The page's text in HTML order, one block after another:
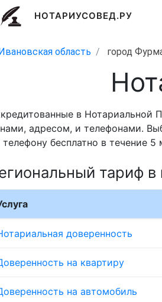
НОТАРИУСОВЕД.РУ
область город
в Нотариальной
адресом, и телефонами.
телефону бесплатно в течение 5
тариф
доверенность
на квартиру
на автомобиль